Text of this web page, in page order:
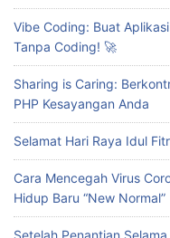
Vibe Coding: Buat
Tanpa Coding! 🚀
Sharing is Caring:
PHP Kesayangan Anda
Selamat Hari Raya Idul
Cara Mencegah Virus
Hidup Baru “New Normal”
Setelah Penantian Selama